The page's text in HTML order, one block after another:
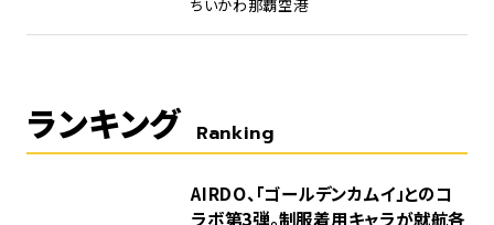
ちいかわ那覇空港
ランキング Ranking
AIRDO、「ゴールデンカムイ」とのコ
ラボ第3弾。制服着用キャラが就航各